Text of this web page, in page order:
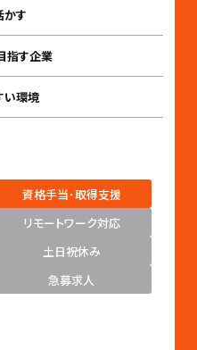
す
指す企業
い環境
資格手当･取得支援
リモートワーク対応
土日祝休み
急募求人